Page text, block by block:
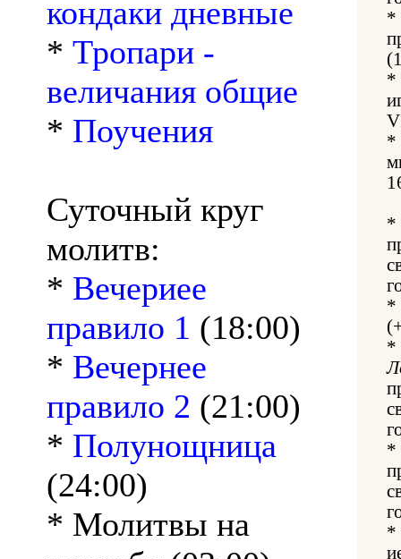
кондаки дневные
* Тропари -
величания общие
* Поучения
Суточный круг
молитв:
* Вечериее
правило 1 (18:00)
* Вечернее
правило 2 (21:00)
* Полунощница
(24:00)
* Молитвы на
*
*
*
*
*
*
*
*